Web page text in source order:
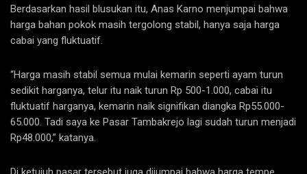
Berdasarkan hasil blusukan itu, Anas Karno menjumpai bahwa
harga bahan pokok masih tergolong stabil, hanya saja harga
cabai yang fluktuatif.
“Harga masih stabil semua mulai kemarin seperti ayam turun
sedikit harganya, telur itu naik turun Rp 500-1.000, cabai itu
fluktuatif harganya, kemarin naik signifikan diangka Rp55.000-
65.000. Tadi saya ke Pasar Tambakrejo lagi sudah turun menjadi
Rp48.000,” katanya.